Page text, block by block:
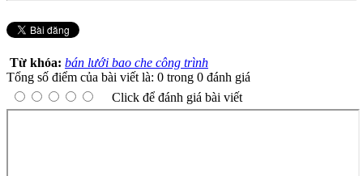
Từ khóa: bán lưới bao che công trình
Tổng số điểm của bài viết là: 0 trong 0 đánh giá
Click để đánh giá bài viết